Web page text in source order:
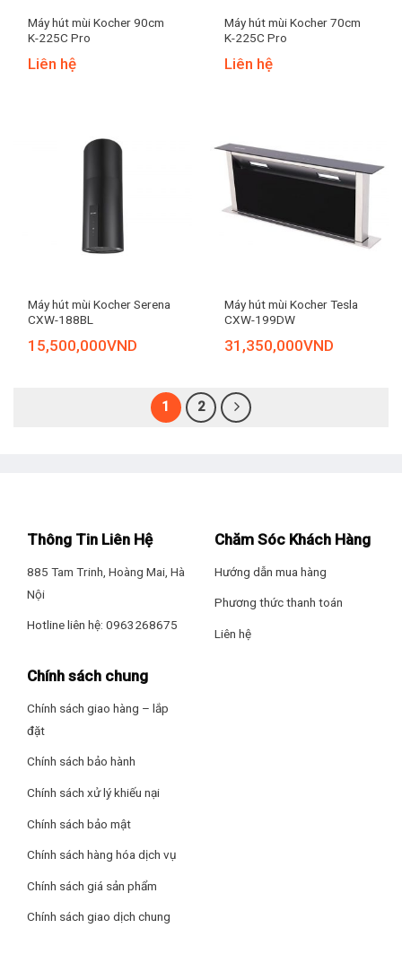
Máy hút mùi Kocher 90cm
K-225C Pro
Liên hệ
Máy hút mùi Kocher 70cm
K-225C Pro
Liên hệ
Máy hút mùi Kocher Serena
CXW-188BL
15,500,000VND
Máy hút mùi Kocher Tesla
CXW-199DW
31,350,000VND
1 2
Thông Tin Liên Hệ
885 Tam Trinh, Hoàng Mai, Hà
Nội
Hotline liên hệ: 0963268675
Chăm Sóc Khách Hàng
Hướng dẫn mua hàng
Phương thức thanh toán
Liên hệ
Chính sách chung
Chính sách giao hàng – lắp
đặt
Chính sách bảo hành
Chính sách xử lý khiếu nại
Chính sách bảo mật
Chính sách hàng hóa dịch vụ
Chính sách giá sản phẩm
Chính sách giao dịch chung